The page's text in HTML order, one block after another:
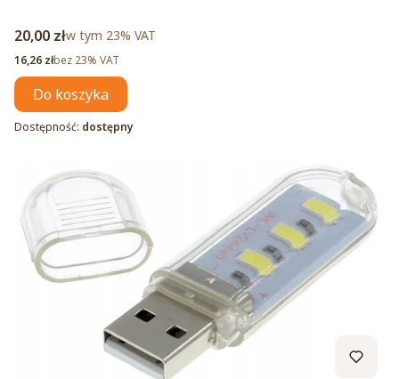
Cena brutto
20,00 złw tym %s VAT
w tym 23% VAT
Cena netto
16,26 złbez 23% VAT
Do koszyka
Dostępność: dostępny